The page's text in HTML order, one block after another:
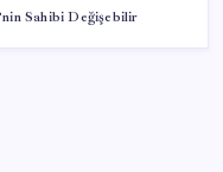
Sahibi Değişebilir